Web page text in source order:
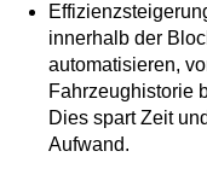
innerhalb der
automatisieren,
Fahrzeughistorie
Dies spart Zeit
Aufwand.